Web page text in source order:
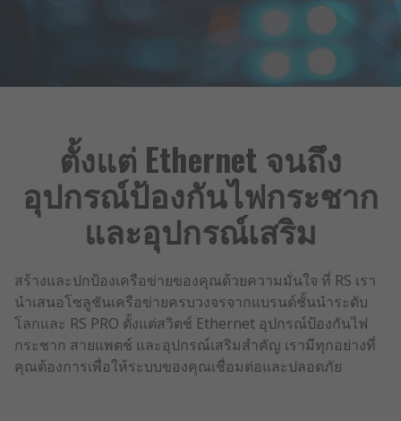
ตั้งแต่ Ethernet จนถึง
อุปกรณ์ป้องกันไฟกระชาก
และอุปกรณ์เสริม
สร้างและปกป้องเครือข่ายของคุณด้วยความมั่นใจ ที่ RS เรา
นำเสนอโซลูชันเครือข่ายครบวงจรจากแบรนด์ชั้นนำระดับ
โลกและ RS PRO ตั้งแต่สวิตช์ Ethernet อุปกรณ์ป้องกันไฟ
กระชาก สายแพตช์ และอุปกรณ์เสริมสำคัญ เรามีทุกอย่างที่
คุณต้องการเพื่อให้ระบบของคุณเชื่อมต่อและปลอดภัย